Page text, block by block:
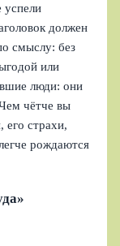
успели
должен
смыслу: без
или
люди: они
чётче вы
его страхи,
рождаются